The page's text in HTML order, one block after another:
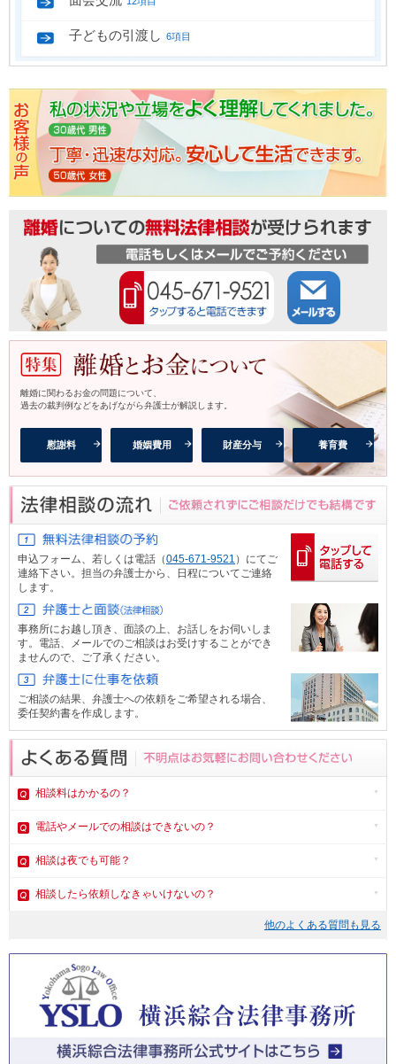
子どもの引渡し 6項目
離婚に関わるお金の問題について、
過去の裁判例などをあげながら弁護士が解説します。
慰謝料 婚姻費用 財産分与 養育費
申込フォーム、 若しくは電話（045-671-9521 ）にてご
連絡下さい。担当の弁護士から、日程についてご連絡
します。
事務所にお越し頂き、面談の上、お話しをお伺いしま
す。電話、メールでのご相談はお受けすることができ
ませんので、ご了承ください。
ご相談の結果、弁護士への依頼をご希望される場合、
委任契約書を作成します。
相談料はかかるの？
電話やメールでの相談はできないの？
相談は夜でも可能？
相談したら依頼しなきゃいけないの？
他のよくある質問も見る